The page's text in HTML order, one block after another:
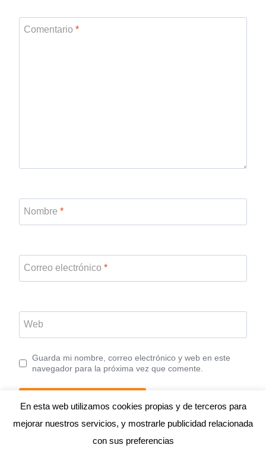
Comentario *
Nombre *
Correo electrónico *
Web
Guarda mi nombre, correo electrónico y web en este
navegador para la próxima vez que comente.
En esta web utilizamos cookies propias y de terceros para
mejorar nuestros servicios, y mostrarle publicidad relacionada
con sus preferencias